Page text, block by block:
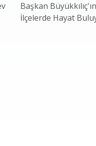
Başkan
İlçelerde Hayat